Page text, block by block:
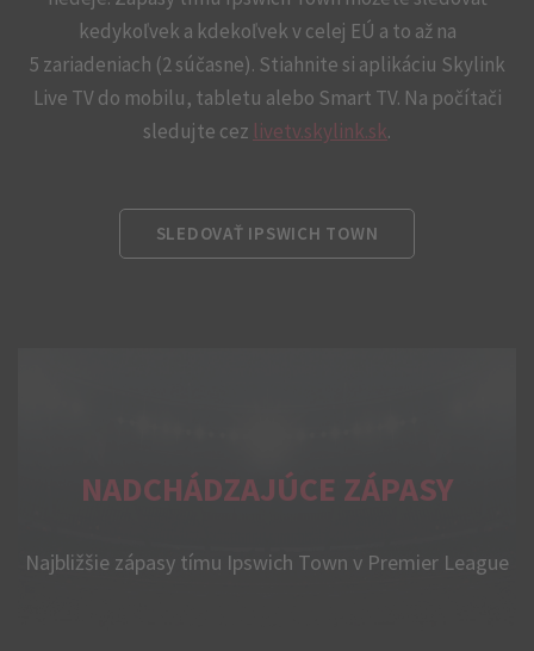
kedykoľvek a kdekoľvek v celej EÚ a to až na
5 zariadeniach (2 súčasne). Stiahnite si aplikáciu Skylink
Live TV do mobilu, tabletu alebo Smart TV. Na počítači
sledujte cez livetv.skylink.sk.
SLEDOVAŤ IPSWICH TOWN
NADCHÁDZAJÚCE ZÁPASY
Najbližšie zápasy tímu Ipswich Town v Premier League